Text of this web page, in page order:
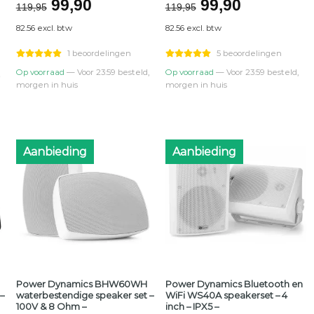
119,95 Oorspronkelijke
prijs
was:
€119,95.
99,90Huidige
€99,90.
82.56 excl. btw
1 beoordelingen
Op voorraad — Voor 23:59 besteld,
morgen in huis
119,95
prijs
was:
€119,95.
99,90Huidige
€99,90.
82.56 excl. btw
5 beoordelingen
Op voorraad — Voor 23:59 besteld,
morgen in huis
Aanbieding
Power Dynamics BHW60WH
waterbestendige speaker set –
100V & 8 Ohm –
Aanbieding
Power Dynamics Bluetooth en
WiFi WS40A speakerset – 4
inch – IPX5 –